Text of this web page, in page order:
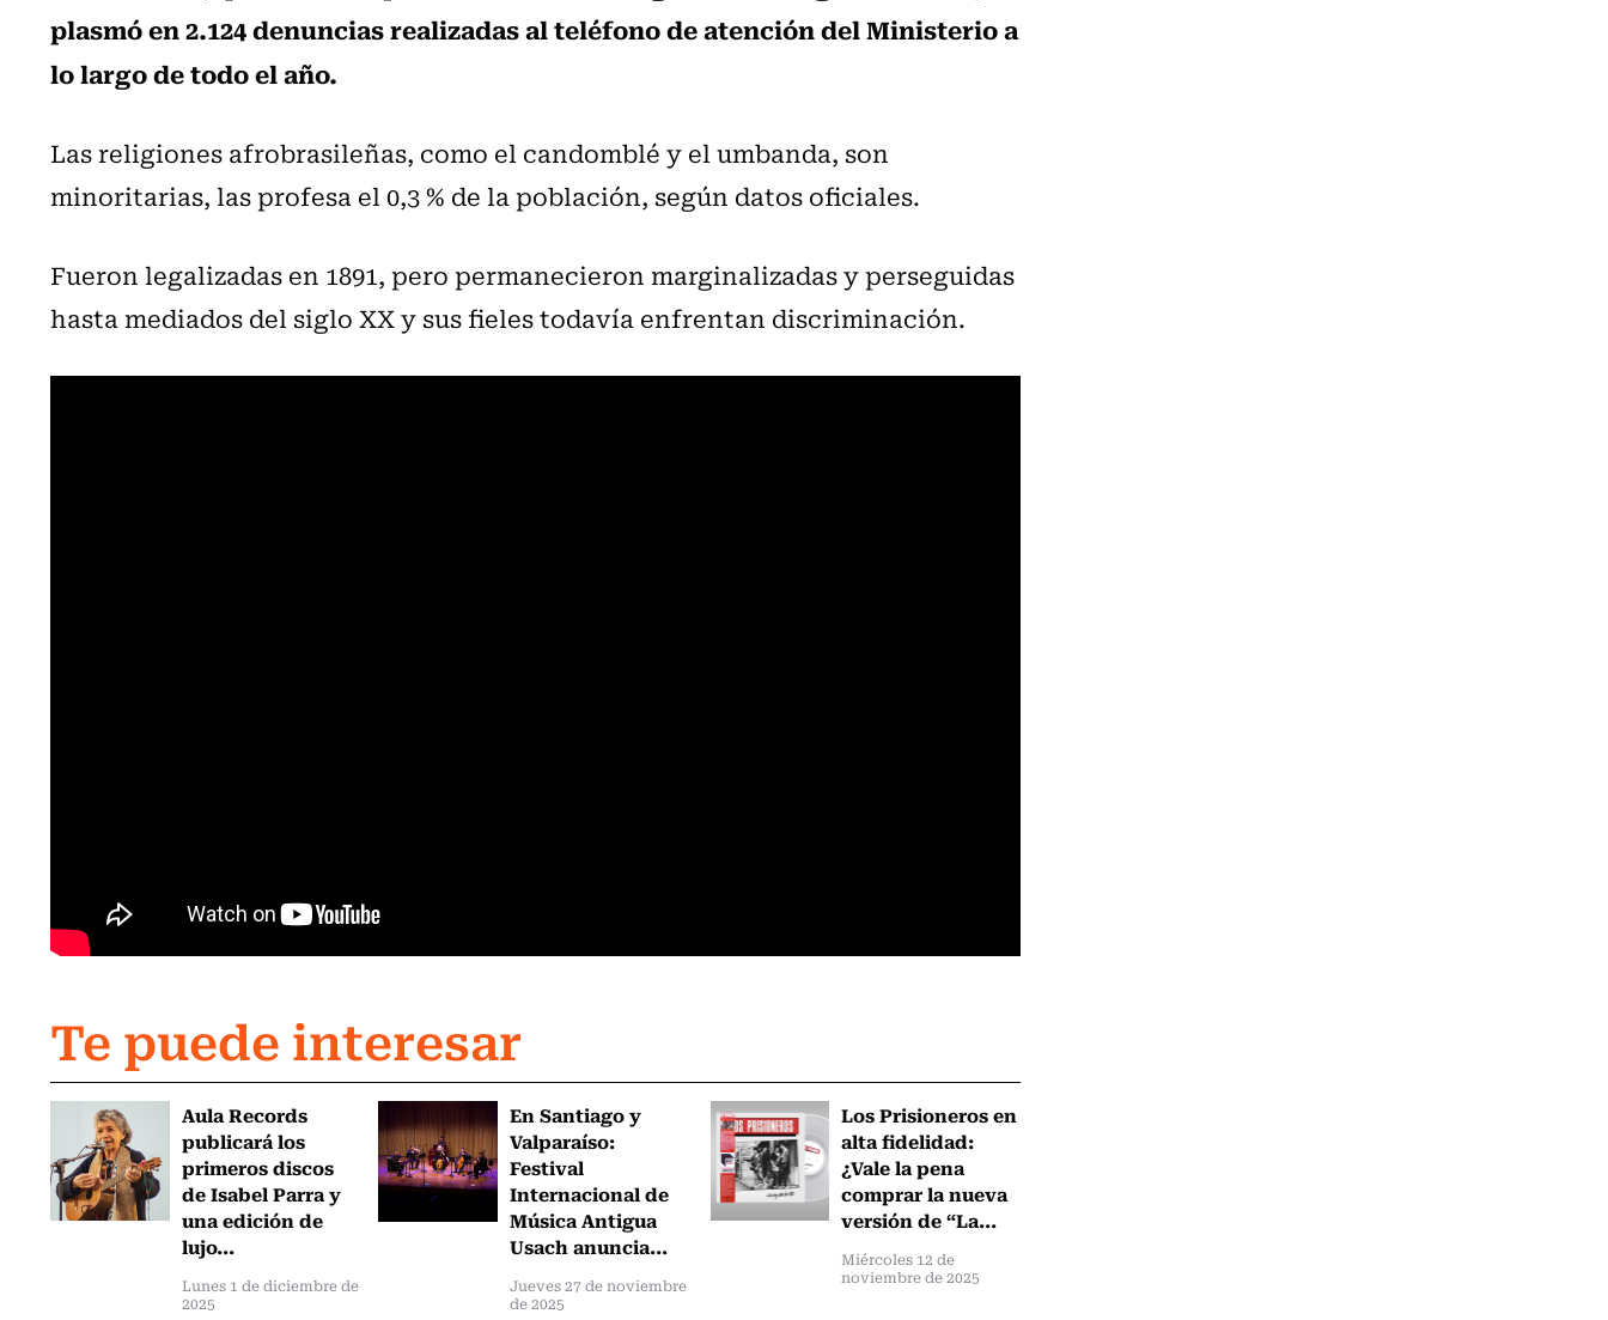
plasmó en 2.124 denuncias realizadas al teléfono de atención del Ministerio a
lo largo de todo el año.
Las religiones afrobrasileñas, como el candomblé y el umbanda, son
minoritarias, las profesa el 0,3 % de la población, según datos oficiales.
Fueron legalizadas en 1891, pero permanecieron marginalizadas y perseguidas
hasta mediados del siglo XX y sus fieles todavía enfrentan discriminación.
Te puede interesar
Aula Records
publicará los
primeros discos
de Isabel Parra y
una edición de
lujo...
Lunes 1 de diciembre de
2025
En Santiago y
Valparaíso:
Festival
Internacional de
Música Antigua
Usach anuncia...
Jueves 27 de noviembre
de 2025
Los Prisioneros en
alta fidelidad:
¿Vale la pena
comprar la nueva
versión de “La...
Miércoles 12 de
noviembre de 2025